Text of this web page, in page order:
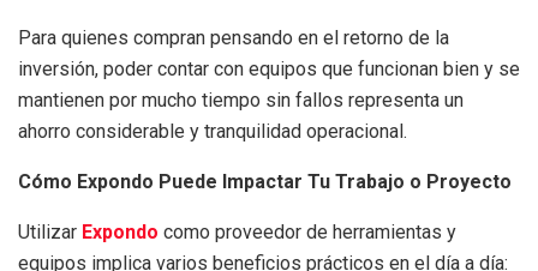
Para quienes compran pensando en el retorno de la
inversión, poder contar con equipos que funcionan bien y se
mantienen por mucho tiempo sin fallos representa un
ahorro considerable y tranquilidad operacional.
Cómo Expondo Puede Impactar Tu Trabajo o Proyecto
Utilizar Expondo como proveedor de herramientas y
equipos implica varios beneficios prácticos en el día a día: